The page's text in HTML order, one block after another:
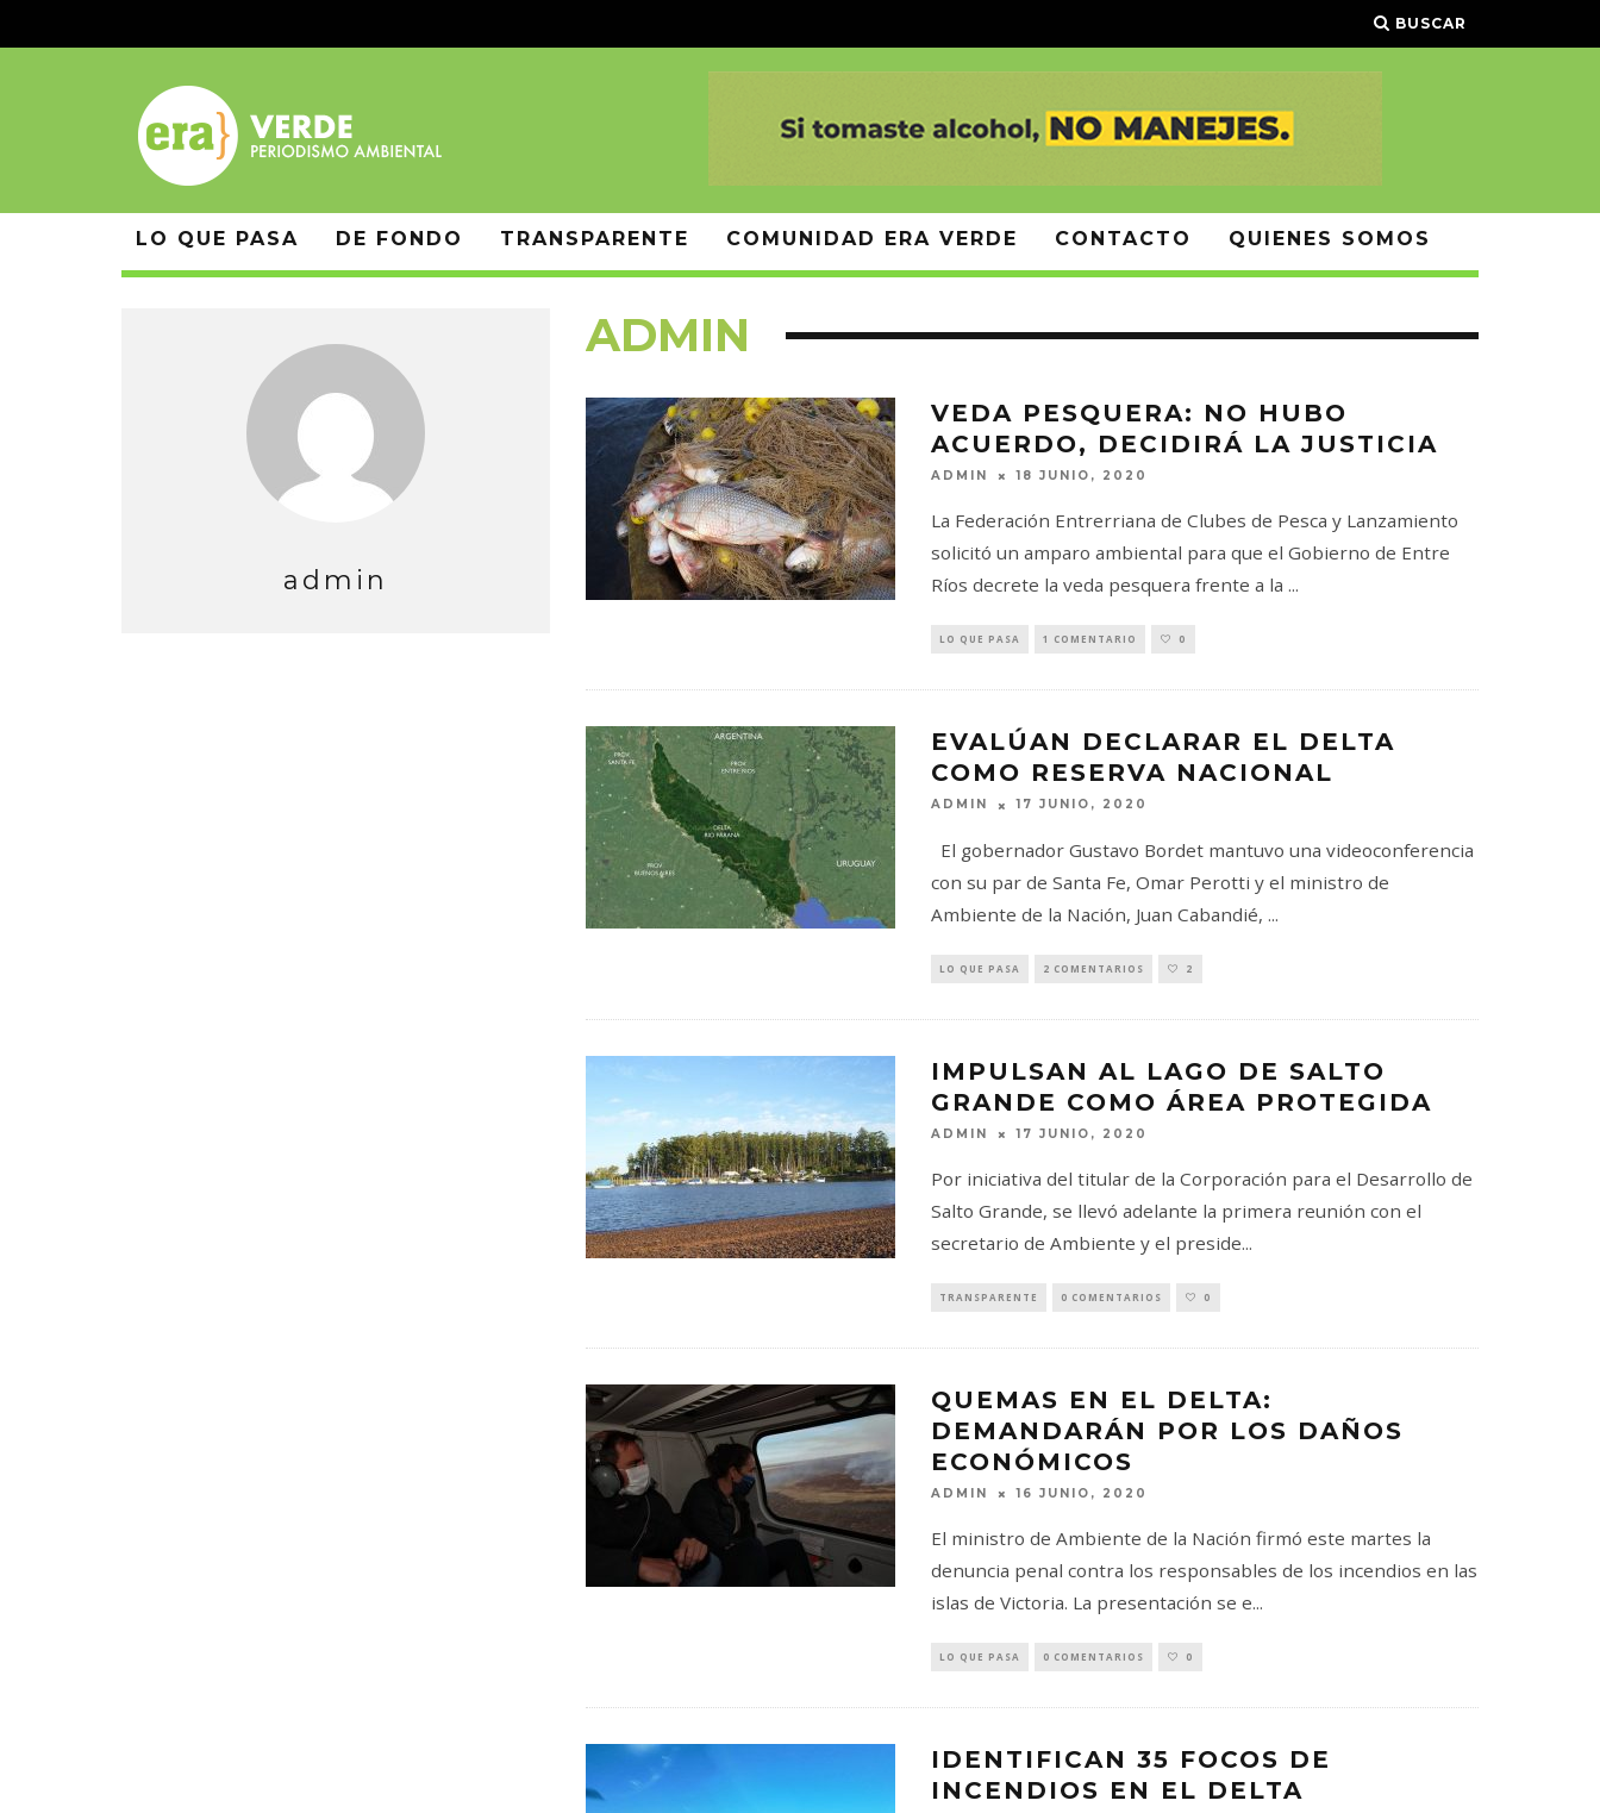
BUSCAR
LO QUE PASA DE FONDO TRANSPARENTE COMUNIDAD ERA VERDE CONTACTO QUIENES SOMOS
ADMIN
VEDA PESQUERA: NO HUBO
ACUERDO, DECIDIRÁ LA JUSTICIA
ADMIN 18 JUNIO, 2020
La Federación Entrerriana de Clubes de Pesca y Lanzamiento
solicitó un amparo ambiental para que el Gobierno de Entre
Ríos decrete la veda pesquera frente a la ...
LO QUE PASA 1 COMENTARIO 0
EVALÚAN DECLARAR EL DELTA
COMO RESERVA NACIONAL
ADMIN 17 JUNIO, 2020
El gobernador Gustavo Bordet mantuvo una videoconferencia
con su par de Santa Fe, Omar Perotti y el ministro de
Ambiente de la Nación, Juan Cabandié, ...
LO QUE PASA 2 COMENTARIOS 2
IMPULSAN AL LAGO DE SALTO
GRANDE COMO ÁREA PROTEGIDA
ADMIN 17 JUNIO, 2020
Por iniciativa del titular de la Corporación para el Desarrollo de
Salto Grande, se llevó adelante la primera reunión con el
secretario de Ambiente y el preside...
TRANSPARENTE 0 COMENTARIOS 0
QUEMAS EN EL DELTA:
DEMANDARÁN POR LOS DAÑOS
ECONÓMICOS
ADMIN 16 JUNIO, 2020
El ministro de Ambiente de la Nación firmó este martes la
denuncia penal contra los responsables de los incendios en las
islas de Victoria. La presentación se e...
LO QUE PASA 0 COMENTARIOS 0
IDENTIFICAN 35 FOCOS DE
INCENDIOS EN EL DELTA
admin